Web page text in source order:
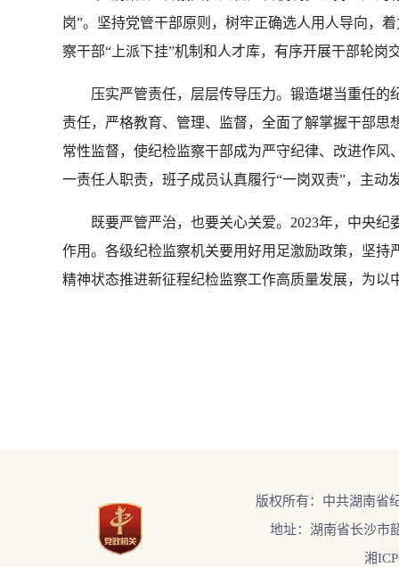
岗”。坚持党管干部原则，树牢正确选人用人导向，
察干部“上派下挂”机制和人才库，有序开展干部轮岗
压实严管责任，层层传导压力。锻造堪当重任的
责任，严格教育、管理、监督，全面了解掌握干部
常性监督，使纪检监察干部成为严守纪律、改进作风
一责任人职责，班子成员认真履行“一岗双责”，主
既要严管严治，也要关心关爱。2023年，中央纪
作用。各级纪检监察机关要用好用足激励政策，坚
精神状态推进新征程纪检监察工作高质量发展，为
版权所有：中共湖南省
地址：湖南省长沙市
湘